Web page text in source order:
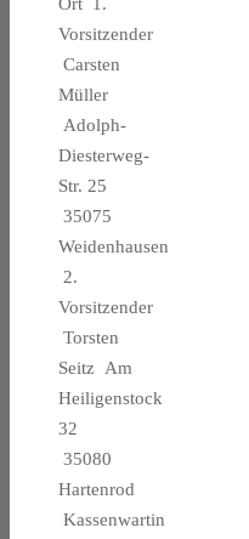
Ort 1.
Vorsitzender
Carsten
Müller
Adolph-
Diesterweg-
Str. 25
35075
Weidenhausen
2.
Vorsitzender
Torsten
Seitz Am
Heiligenstock
32
35080
Hartenrod
Kassenwartin